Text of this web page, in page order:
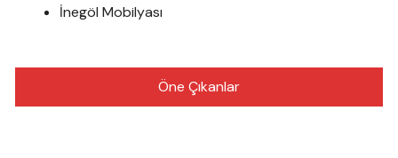
İnegöl Mobilyası
Öne Çıkanlar